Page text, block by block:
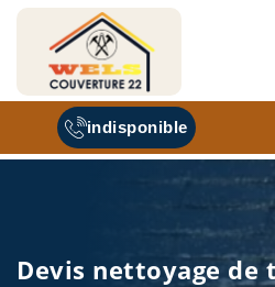
indisponible
Devis nettoyage de